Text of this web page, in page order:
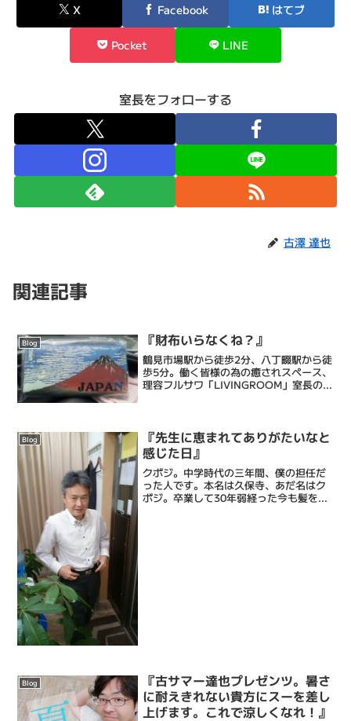
X Facebook はてブ
Pocket LINE
室長をフォローする
古澤 達也
関連記事
Blog 『財布いらなくね？』
鶴見市場駅から徒歩2分、八丁畷駅から徒
歩5分。働く皆様の為の癒されスペース、
理容フルサワ「LIVINGROOM」室長の古
バーバーです...
Blog
『先生に恵まれてありがたいなと
感じた日』
クボジ。中学時代の三年間、僕の担任だ
った人です。本名は久保寺、あだ名はク
ボジ。卒業して30年弱経った今も髪を切
Blog
『古サマー達也プレゼンツ。暑さ
に耐えきれない貴方にスーを差し
上げます。これで涼しくなれ！』